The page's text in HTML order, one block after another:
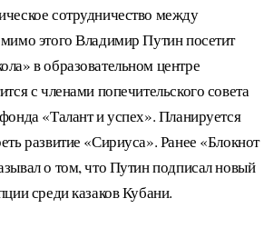
сотрудничество между
этого Владимир Путин посетит
в образовательном центре
с членами попечительского совета
«Талант и успех».Планируется
развитие «Сириуса».Ранее «Блокнот
о том, что Путин подписал новый
среди казаков Кубани.